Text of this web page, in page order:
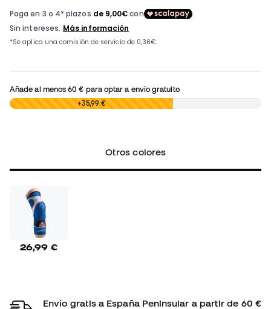
Añade al menos60 € para optar a envío gratuito
0,00 € +35,99 €
Otros colores
26,99 €
Envío gratis a España Peninsular a partir de 60 €